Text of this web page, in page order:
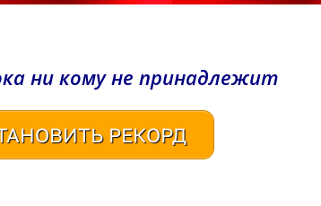
ни кому не принадлежит
РЕКОРД